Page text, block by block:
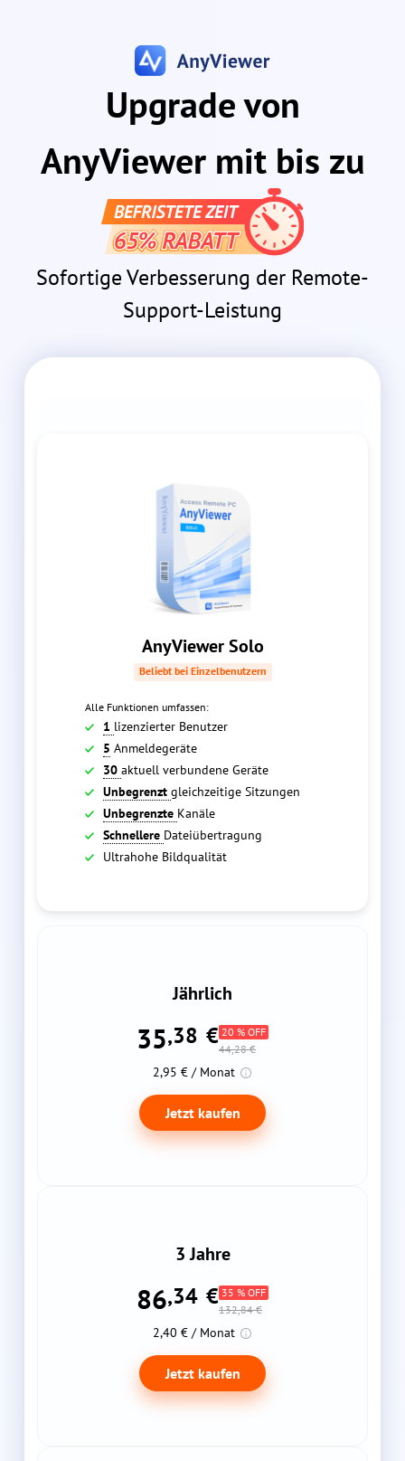
Upgrade von
AnyViewer mit bis zu
Sofortige Verbesserung der Remote-
Support-Leistung
AnyViewer Solo
Beliebt bei Einzelbenutzern
Alle Funktionen umfassen:
1 lizenzierter Benutzer
5 Anmeldegeräte
30 aktuell verbundene Geräte
Unbegrenzt gleichzeitige Sitzungen
Unbegrenzte Kanäle
Schnellere Dateiübertragung
Ultrahohe Bildqualität
Jährlich
35,38 € 20 % OFF
44,28 €
2,95 € / Monat
Jetzt kaufen
3 Jahre
86,34 € 35 % OFF
132,84 €
2,40 € / Monat
Jetzt kaufen